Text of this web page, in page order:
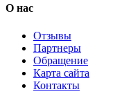
О нас
Отзывы
Партнеры
Обращение
Карта сайта
Контакты